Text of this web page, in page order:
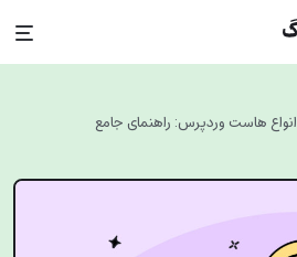
انواع هاست وردپرس: راهنمای جامع